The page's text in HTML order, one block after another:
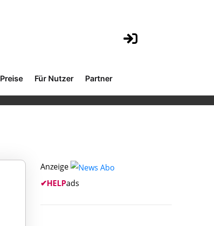
Preise Für Nutzer Partner
Anzeige
✔HELPads